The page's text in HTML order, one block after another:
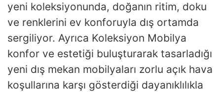
yeni koleksiyonunda, doğanın ritim, doku
ve renklerini ev konforuyla dış ortamda
sergiliyor. Ayrıca Koleksiyon Mobilya
konfor ve estetiği buluşturarak tasarladığı
yeni dış mekan mobilyaları zorlu açık hava
koşullarına karşı gösterdiği dayanıklılıkla